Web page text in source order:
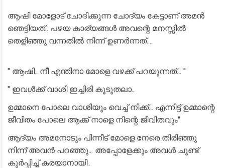
ആഷി മോളോട് ചോദിക്കുന്ന ചോദ്യം കേട്ടാണ് അമൻ
ഞെട്ടിയത്.. പഴയ കാര്യങ്ങൾ അവന്റെ മനസ്സിൽ
തെളിഞ്ഞു വന്നതിൽ നിന്ന് ഉണർന്നത്....
" ആഷി.. നീ എന്തിനാ മോളെ വഴക്ക് പറയുന്നത്... "
" ഇവൾക്ക് വാശി ഇച്ചിരി കൂടുതലാ..
ഉമ്മാനെ പോലെ വാശിയും വെച്ച് നിക്ക്... എന്നിട്ട് ഉമ്മാന്റെ
ജീവിതം പോലെ ആക്ക് നാളെ നിന്റെ ജീവിതവും"
ആദ്യം അമനോടും പിന്നീട് മോളെ നേരെ തിരിഞ്ഞു
നിന്ന് അവൻ പറഞ്ഞു... അപ്പോളേക്കും അവൾ ചുണ്ട്
കുർപ്പിച്ച് കരയാനായി..